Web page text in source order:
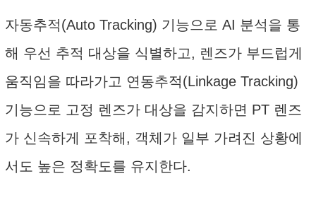
자동추적(Auto Tracking) 기능으로 AI 분석을 통
해 우선 추적 대상을 식별하고, 렌즈가 부드럽게
움직임을 따라가고 연동추적(Linkage Tracking)
기능으로 고정 렌즈가 대상을 감지하면 PT 렌즈
가 신속하게 포착해, 객체가 일부 가려진 상황에
서도 높은 정확도를 유지한다.